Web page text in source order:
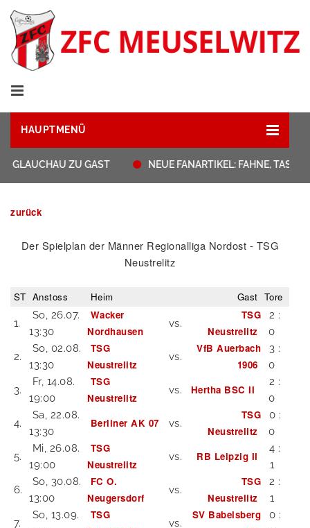
HAUPTMENÜ
GLAUCHAU ZU GAST NEUE FANARTIKEL: FAHNE,
zurück
Der Spielplan der Männer Regionalliga Nordost - TSG
Neustrelitz
ST Anstoss Heim Gast Tore
1.
So, 26.07.
13:30
Wacker
Nordhausen
vs.
TSG
Neustrelitz
2 :
0
2.
So, 02.08.
13:30
TSG
Neustrelitz
vs.
VfB Auerbach
1906
3 :
0
3.
Fr, 14.08.
19:00
TSG
Neustrelitz
vs. Hertha BSC II
2 :
0
4.
Sa, 22.08.
13:30
Berliner AK 07 vs.
TSG
Neustrelitz
0 :
0
5.
Mi, 26.08.
19:00
TSG
Neustrelitz
vs. RB Leipzig II
4 :
1
6.
So, 30.08.
13:00
FC O.
Neugersdorf
vs.
TSG
Neustrelitz
2 :
1
7.
So, 13.09.
TSG
vs.
SV Babelsberg
0 :